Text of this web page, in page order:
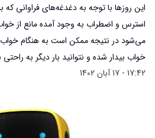
استرس و اضطراب به وجود آمده مانع از
می‌شود در نتیجه ممکن است به هنگام خواب
خواب بیدار شده و نتوانید بار دیگر به
تا ساعت‌ها در کمال خستگی و با ذهنی آشفته
17:42 - 17 آبان 1402